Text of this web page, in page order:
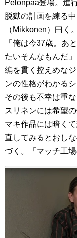
Pelonpää登場。進
脱獄の計画を練る
（Mikkonen）曰く。
「俺は今37歳。あ
たいそんなもんだ
編を貫く控えめな
ンの性格がわかる
その後も不幸は重
スリネンには希望
マキ作品には暗く
直してみるとおし
づく。「マッチ工